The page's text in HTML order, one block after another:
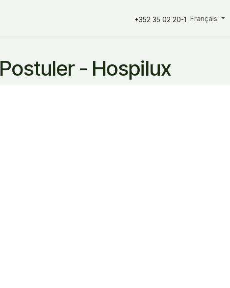
Nos marques Nos produits
+352 35 02 20-1 Français
Postuler - Hospilux